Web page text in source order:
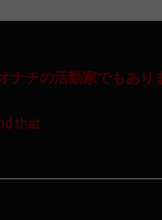
チの活動家でもあり
that.